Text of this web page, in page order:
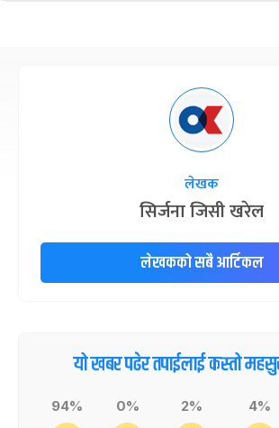
लेखक
सिर्जना जिसी खरेल
लेखकको सबै आर्टिकल
यो खबर पढेर तपाईलाई कस्तो
94% 0% 2% 4%